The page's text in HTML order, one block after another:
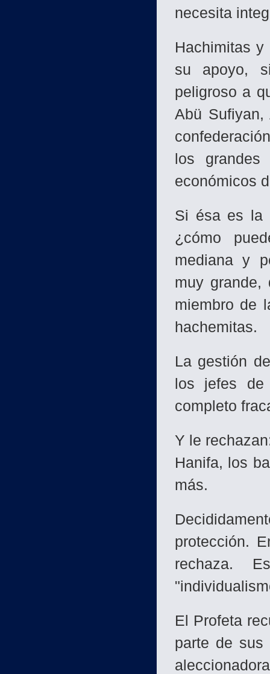
necesita
Hachimitas
su apoyo,
peligroso a
Abü
los
económicos
Si ésa es la
¿cómo
mediana y
muy grande,
miembro de
hachemitas.
La gestión
los jefes
completo
Y le
Hanifa, los
más.
protección.
rechaza.
El Profeta
parte de sus